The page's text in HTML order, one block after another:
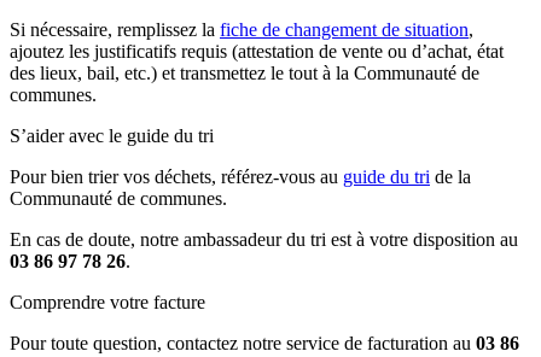
Si nécessaire, remplissez la fiche de changement de situation,
ajoutez les justificatifs requis (attestation de vente ou d’achat, état
des lieux, bail, etc.) et transmettez le tout à la Communauté de
communes.
S’aider avec le guide du tri
Pour bien trier vos déchets, référez-vous au guide du tri de la
Communauté de communes.
En cas de doute, notre ambassadeur du tri est à votre disposition au
03 86 97 78 26.
Comprendre votre facture
Pour toute question, contactez notre service de facturation au 03 86